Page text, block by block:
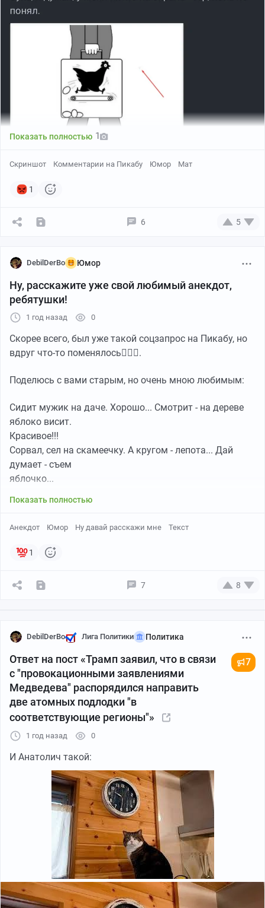
#comment_361589888
Показать полностью 1
Скриншот Комментарии на Пикабу Юмор Мат
1
6 5
DebilDerBo Юмор
Ну, расскажите уже свой любимый анекдот,
ребятушки!
1 год назад 0
Скорее всего, был уже такой соцзапрос на Пикабу, но
вдруг что-то поменялось🤷🏻‍♂️.
Поделюсь с вами старым, но очень мною любимым:
Сидит мужик на даче. Хорошо... Смотрит - на дереве
яблоко висит.
Красивое!!!
Сорвал, сел на скамеечку. А кругом - лепота... Дай
думает - съем
яблочко...
разлома вылезает огромная ЖОПА, заглатывает
яблоко и скрывается под
землю. И тишина...
- Что это было?...
Тут опять земля, шум, пыль, грохот - вылазит ЖОПА и ,
Показать полностью
Анекдот Юмор Ну давай расскажи мне Текст
1
7 8
DebilDerBo Лига Политики Политика
Ответ на пост «Трамп заявил, что в связи
с "провокационными заявлениями
Медведева" распорядился направить
две атомных подлодки "в
соответствующие регионы"»
7
1 год назад 0
И Анатолич такой: